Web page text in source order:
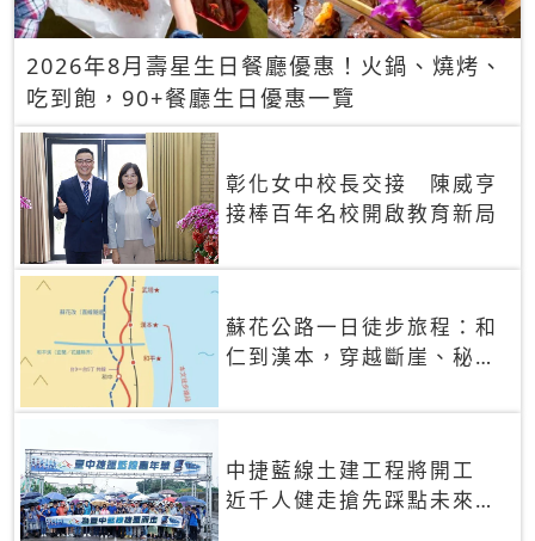
2026年8月壽星生日餐廳優惠！火鍋、燒烤、
吃到飽，90+餐廳生日優惠一覽
彰化女中校長交接 陳威亨
接棒百年名校開啟教育新局
蘇花公路一日徒步旅程：和
仁到漢本，穿越斷崖、秘境
中捷藍線土建工程將開工
近千人健走搶先踩點未來車